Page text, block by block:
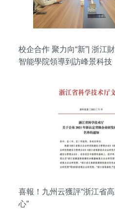
校企合作 聚力向“新”| 浙江
智能學院領導到訪峰景科技
喜報！九州云獲評“浙江省
心”